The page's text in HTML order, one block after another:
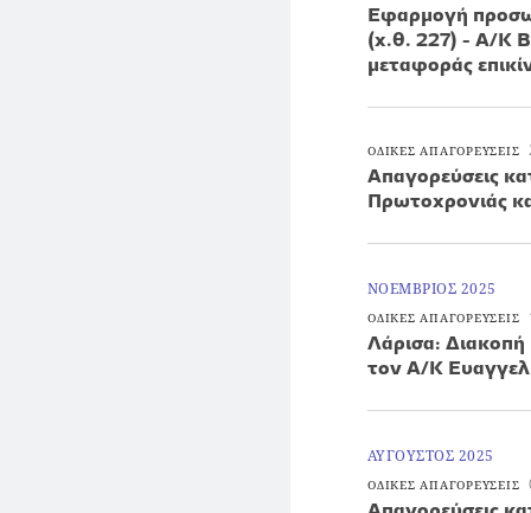
Εφαρμογή
(χ.θ. 227) - Α/Κ
μεταφοράς
ΟΔΙΚΕΣ ΑΠΑΓΟΡΕΥΣΕΙΣ
Απαγορεύσεις
Πρωτοχρονιάς
ΝΟΕΜΒΡΙΟΣ 2025
ΟΔΙΚΕΣ ΑΠΑΓΟΡΕΥΣΕΙΣ
Λάρισα:
τον Α/Κ
ΑΥΓΟΥΣΤΟΣ 2025
ΟΔΙΚΕΣ ΑΠΑΓΟΡΕΥΣΕΙΣ